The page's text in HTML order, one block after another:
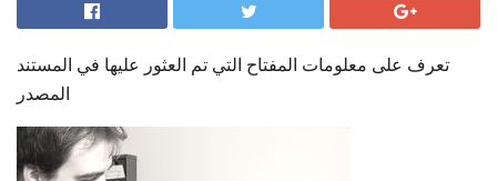
تعرف على معلومات المفتاح التي تم العثور عليها في المستند
المصدر